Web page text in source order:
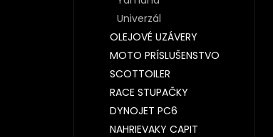
Univerzál
OLEJOVÉ UZÁVERY
MOTO PRÍSLUŠENSTVO
SCOTTOILER
RACE STUPAČKY
DYNOJET PC6
NAHRIEVAKY CAPIT